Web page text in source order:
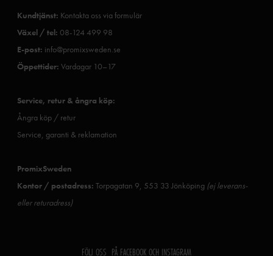
Kundtjänst: Kontakta oss via formulär
Växel / tel: 08-124 499 98
E-post: info@promixsweden.se
Öppettider: Vardagar 10–17
Service, retur & ångra köp:
Ångra köp / retur
Service, garanti & reklamation
PromixSweden
Kontor / postadress: Torpagatan 9, 553 33 Jönköping (ej leverans-
eller returadress)
FÖLJ OSS PÅ FACEBOOK OCH INSTAGRAM